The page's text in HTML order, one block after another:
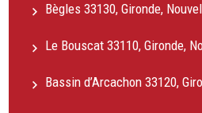
Bègles 33130, Gironde,
Le Bouscat 33110, Gironde,
Bassin d’Arcachon 33120,